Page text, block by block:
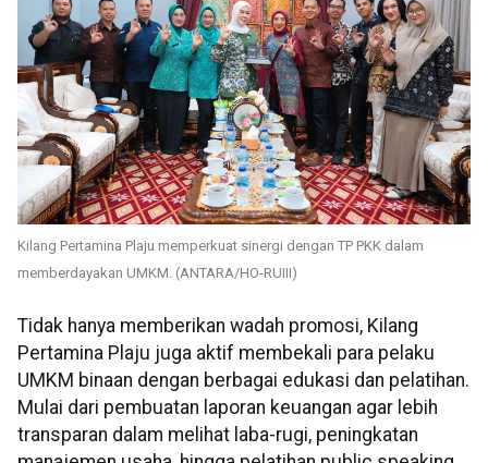
Kilang Pertamina Plaju memperkuat sinergi dengan TP PKK dalam
memberdayakan UMKM. (ANTARA/HO-RUIII)
Tidak hanya memberikan wadah promosi, Kilang
Pertamina Plaju juga aktif membekali para pelaku
UMKM binaan dengan berbagai edukasi dan pelatihan.
Mulai dari pembuatan laporan keuangan agar lebih
transparan dalam melihat laba-rugi, peningkatan